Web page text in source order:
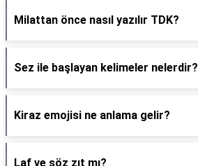
Milattan önce nasıl yazılır TDK?
Sez ile başlayan kelimeler nelerdir?
Kiraz emojisi ne anlama gelir?
Laf ve söz zıt mı?